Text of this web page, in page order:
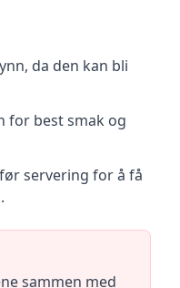
da den kan bli
for best smak og
servering for å få
sammen med